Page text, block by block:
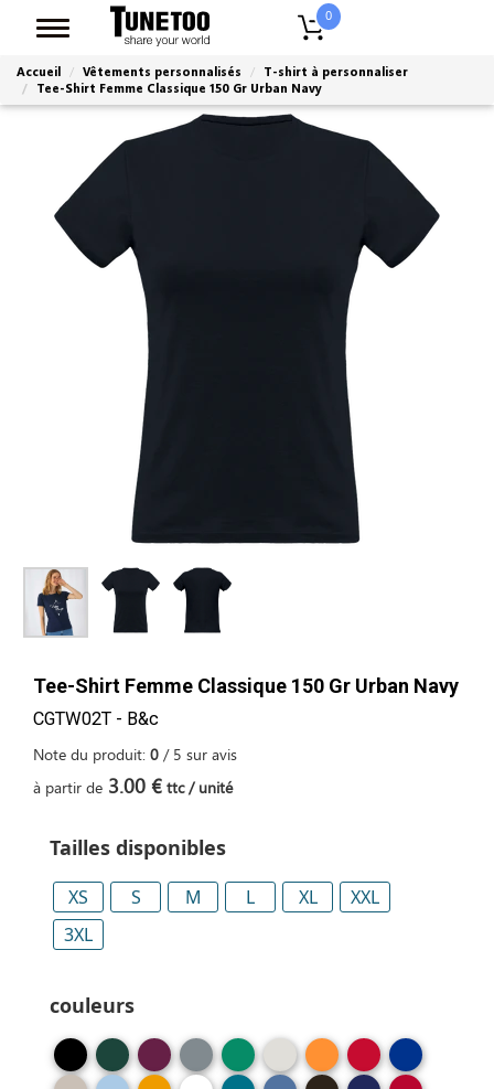
0
Accueil Vêtements personnalisés
T-shirt à personnaliser
Tee-Shirt Femme Classique 150 Gr Urban Navy
Tee-Shirt Femme Classique 150 Gr Urban Navy
CGTW02T - B&c
Note du produit: 0 / 5 sur avis
à partir de 3.00 € ttc / unité
Tailles disponibles
XS S M L XL
XXL
3XL
couleurs